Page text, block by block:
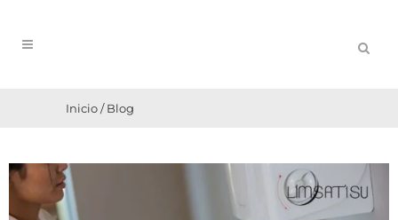
Inicio/Blog